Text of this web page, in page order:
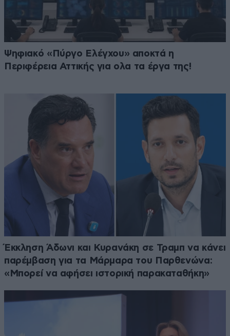
Ψηφιακό «Πύργο Ελέγχου» αποκτά η
Περιφέρεια Αττικής για ολα τα έργα της!
Έκκληση Άδωνι και Κυρανάκη σε Τραμπ να κάνει
παρέμβαση για τα Μάρμαρα του Παρθενώνα:
«Μπορεί να αφήσει ιστορική παρακαταθήκη»